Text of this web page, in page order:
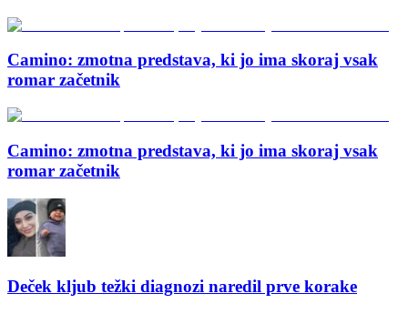
Camino: zmotna predstava, ki jo ima skoraj vsak
romar začetnik
Camino: zmotna predstava, ki jo ima skoraj vsak
romar začetnik
Deček kljub težki diagnozi naredil prve korake